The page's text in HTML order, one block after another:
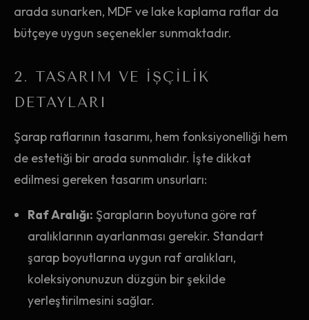
arada sunarken, MDF ve lake kaplama raflar da
bütçeye uygun seçenekler sunmaktadır.
2. TASARIM VE İŞÇILIK
DETAYLARI
Şarap raflarının tasarımı, hem fonksiyonelliği hem
de estetiği bir arada sunmalıdır. İşte dikkat
edilmesi gereken tasarım unsurları:
Raf Aralığı: Şarapların boyutuna göre raf
aralıklarının ayarlanması gerekir. Standart
şarap boyutlarına uygun raf aralıkları,
koleksiyonunuzun düzgün bir şekilde
yerleştirilmesini sağlar.